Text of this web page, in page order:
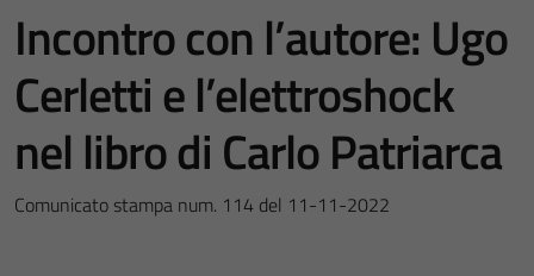
Incontro con l’autore: Ugo
Cerletti e l’elettroshock
nel libro di Carlo Patriarca
Comunicato stampa num. 114 del 11-11-2022